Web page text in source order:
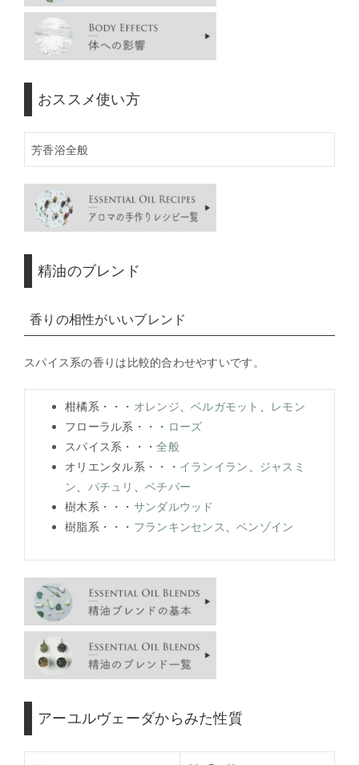
おススメ使い方
芳香浴全般
精油のブレンド
香りの相性がいいブレンド
スパイス系の香りは比較的合わせやすいです。
柑橘系・・・ オレンジ 、ベルガモット
レモン
フローラル系・・・ ローズ
スパイス系・・・全般
オリエンタル系・・・ イランイラン
ジャスミ
ン
パチュリ
ベチバー
樹木系・・・ サンダルウッド
樹脂系・・・ フランキンセンス 、ベンゾイン
アーユルヴェーダからみた性質